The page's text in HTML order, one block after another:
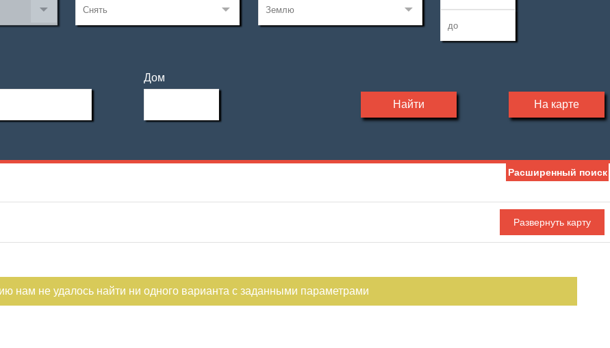
Дом
Найти На карте
Расширенный поиск
нам не удалось найти ни одного варианта с заданными параметрами